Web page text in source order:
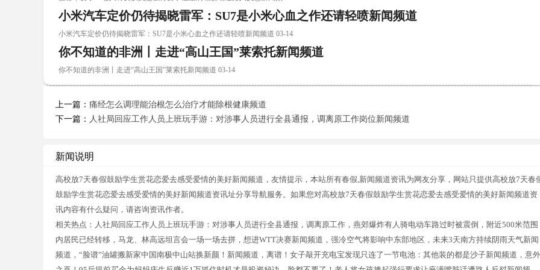
小米汽车定价仍待揭晓雷军：SU7是小米心血之作还请轻喷新闻频道
小米汽车定价仍待揭晓雷军：SU7是小米心血之作还请轻喷新闻频道 03-14
你不知道的非洲丨走进“高山王国”莱索托新闻频道
你不知道的非洲丨走进“高山王国”莱索托新闻频道 03-14
上一篇： 痛经怎么调理能治根怎么治疗才能除根健康频道
下一篇： 人社局回应工作人员上班玩手游：对涉事人员进行全县通报，调离原工作岗位新闻频道
新闻说明
高校放7天春假鼓励学生赏花恋爱去感受爱情的美好新闻频道，友情提示，本站所有春假,新闻频道资讯为网友分享，网站只提供高校放7天春
鼓励学生赏花恋爱去感受爱情的美好新闻频道资讯址分享导航服务。如果您对高校放7天春假鼓励学生赏花恋爱去感受爱情的美好新闻频道资
讯内容有什么疑问，请咨询资讯作者。
相关热点：人社局回应工作人员上班玩手游：对涉事人员进行全县通报，调离原工作，燕郊爆炸有人骑电动车路过时被震倒，附近500米范围
内居民已经转移，马龙、林高远坦言会一场一场去拼，想进WTT决赛新闻频道，强冷空气将影响中东部地区，未来3天南方持续阴雨天气新闻
频道，“脸谱”油罐搬新家中国南极中山站换新颜！新闻频道，离谱！女子敲开充电宝发现只连了一节电池：其他装的都是沙子新闻频道，意外